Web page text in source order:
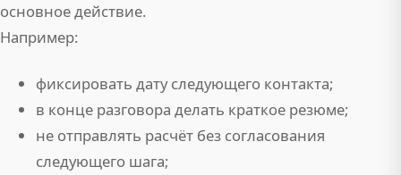
основное действие.
Например:
фиксировать дату следующего контакта;
в конце разговора делать краткое резюме;
не отправлять расчёт без согласования
следующего шага;